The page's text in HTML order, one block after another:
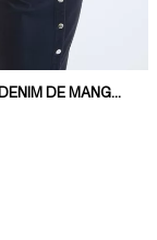
VESTIDO DENIM DE MANGA CORTA